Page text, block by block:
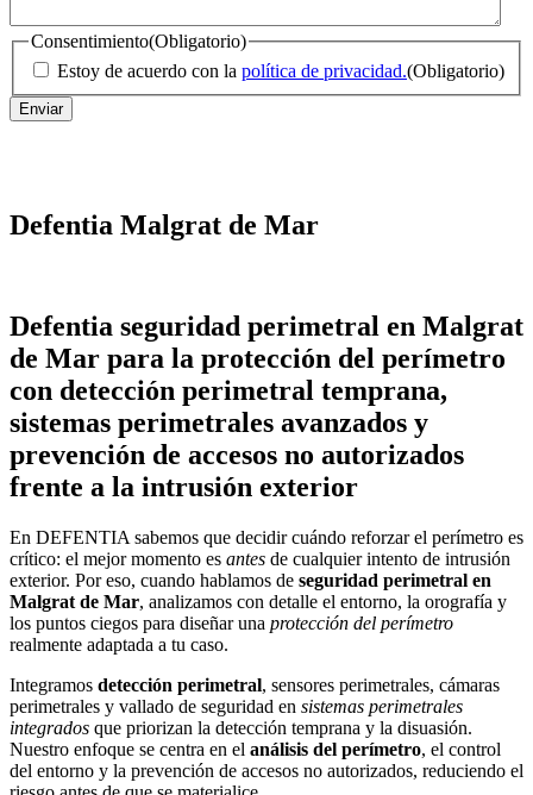
Consentimiento(Obligatorio)
Estoy de acuerdo con la política de privacidad.(Obligatorio)
Defentia Malgrat de Mar
Defentia seguridad perimetral en Malgrat
de Mar para la protección del perímetro
con detección perimetral temprana,
sistemas perimetrales avanzados y
prevención de accesos no autorizados
frente a la intrusión exterior
En DEFENTIA sabemos que decidir cuándo reforzar el perímetro es
crítico: el mejor momento es antes de cualquier intento de intrusión
exterior. Por eso, cuando hablamos de seguridad perimetral en
Malgrat de Mar, analizamos con detalle el entorno, la orografía y
los puntos ciegos para diseñar una protección del perímetro
realmente adaptada a tu caso.
Integramos detección perimetral, sensores perimetrales, cámaras
perimetrales y vallado de seguridad en sistemas perimetrales
integrados que priorizan la detección temprana y la disuasión.
Nuestro enfoque se centra en el análisis del perímetro, el control
del entorno y la prevención de accesos no autorizados, reduciendo el